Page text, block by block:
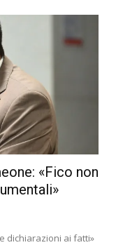
«Fico non
dichiarazioni ai fatti»